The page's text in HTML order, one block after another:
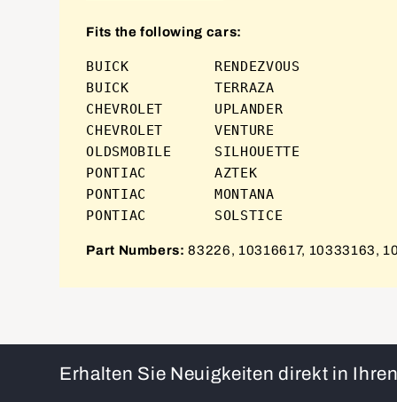
Fits the following cars:
BUICK          RENDEZVOUS
BUICK          TERRAZA
CHEVROLET      UPLANDER
CHEVROLET      VENTURE
OLDSMOBILE     SILHOUETTE
PONTIAC        AZTEK
PONTIAC        MONTANA
Part Numbers: 83226, 10316617, 10333163,
Erhalten Sie Neuigkeiten direkt in